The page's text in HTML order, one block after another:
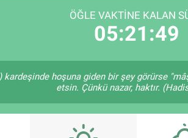
13.703 0
ÖĞLE VAKTINE KALAN
05:21:48
kardeşinde hoşuna giden bir şey görürse
etsin. Çünkü nazar, haktır.